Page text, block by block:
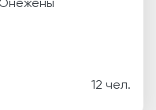
12 чел.